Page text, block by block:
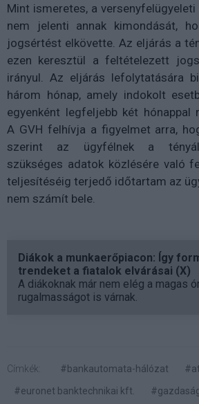
Mint ismeretes, a
nem jelenti annak kimondását,
jogsértést elkövette. Az eljárás a
ezen keresztül a feltételezett
irányul. Az eljárás lefolytatására
három hónap, amely indokolt
egyenként legfeljebb két hónappal
A GVH felhívja a figyelmet arra,
szerint az ügyfélnek a
szükséges adatok közlésére való
teljesítéséig terjedő időtartam az
nem számít bele.
Diákok a munkaerőpiacon: Így
trendeket a fiatalok elvárásai (X)
A diákoknak már nem elég a magas
rugalmasságot is várnak.
Címkék: #bankautomata-hálózat
#euronet banktechnikai kft.